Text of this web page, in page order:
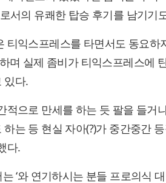
서의 유쾌한 탑승 후기를 남기기
티익스프레스를 타면서도 동요하
며 실제 좀비가 티익스프레스에
있다.
적으로 만세를 하는 듯 팔을 들거
는 등 현실 자아(?)가 중간중간
다.
‘와 연기하시는 분들 프로의식